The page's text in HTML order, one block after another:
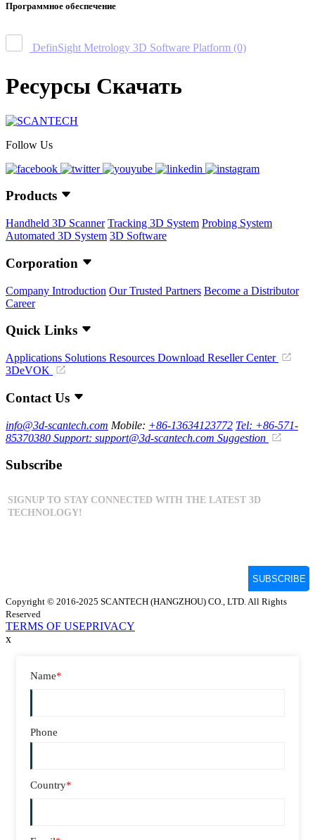
Программное обеспечение
DefinSight Metrology 3D Software Platform (0)
Ресурсы Скачать
Follow Us
Products
Handheld 3D Scanner Tracking 3D System Probing System
Automated 3D System 3D Software
Corporation
Company Introduction Our Trusted Partners Become a Distributor
Career
Quick Links
Applications Solutions Resources Download Reseller Center
3DeVOK
Contact Us
info@3d-scantech.com Mobile: +86-13634123772 Tel: +86-571-
85370380 Support: support@3d-scantech.com Suggestion
Subscribe
Copyright © 2016-2025 SCANTECH (HANGZHOU) CO., LTD. All Rights
Reserved
TERMS OF USEPRIVACY
x
Name*
Phone
Country*